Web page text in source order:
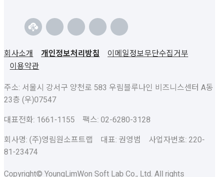
회사소개 개인정보처리방침
이메일정보무단수집거부
이용약관
주소: 서울시 강서구 양천로 583 우림블루나인 비즈니스센터 A동
23층 (우)07547
대표전화: 1661-1155 팩스: 02-6280-3128
회사명: (주)영림원소프트랩 대표: 권영범 사업자번호: 220-
81-23474
Copyright© YoungLimWon Soft Lab Co., Ltd. All rights